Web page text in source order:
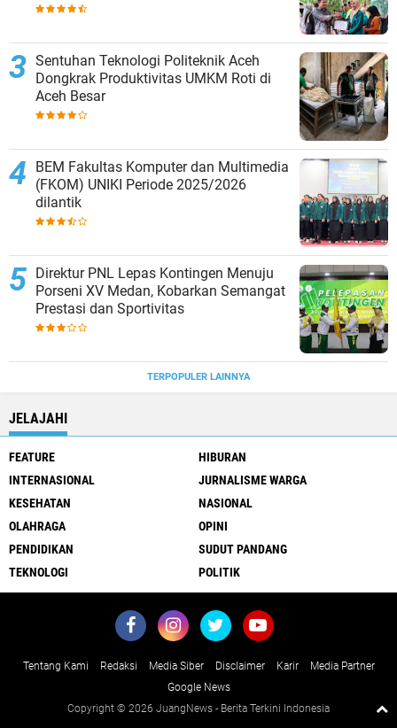
Sentuhan Teknologi Politeknik Aceh
Dongkrak Produktivitas UMKM Roti di
Aceh Besar
BEM Fakultas Komputer dan Multimedia
(FKOM) UNIKI Periode 2025/2026
dilantik
Direktur PNL Lepas Kontingen Menuju
Porseni XV Medan, Kobarkan Semangat
Prestasi dan Sportivitas
TERPOPULER LAINNYA
JELAJAHI
FEATURE
HIBURAN
INTERNASIONAL
JURNALISME WARGA
KESEHATAN
NASIONAL
OLAHRAGA
OPINI
PENDIDIKAN
SUDUT PANDANG
TEKNOLOGI
POLITIK
Tentang Kami Redaksi Media Siber Disclaimer Karir
Media Partner
Google News
Copyright © 2026 JuangNews - Berita Terkini Indonesia